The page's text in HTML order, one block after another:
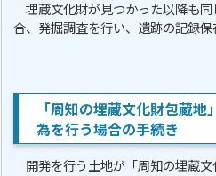
埋蔵文化財が見つかった以降も
合、発掘調査を行い、遺跡の記録保
「周知の埋蔵文化財包蔵
為を行う場合の手続き
開発を行う土地が「周知の埋蔵文